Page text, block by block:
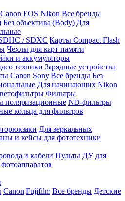
Canon EOS Nikon Все бренды
Без объектива (Body) Для
/ SDXC Карты Compact Flash
Чехлы для карт памяти
и аккумуляторы
техники Зарядные устройства
Canon Sony Все бренды Без
Для начинающих Nikon
Фильтры
поляризационные ND-фильтры
кольца для фильтров
Для зеркальных
и кейсы для фототехники
и кабели Пульты ДУ для
Canon Fujifilm Все бренды Детские